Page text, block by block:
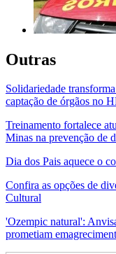
Outras
Solidariedade
captação de órgãos no
Treinamento fortalece
Minas na prevenção de
Dia dos Pais aquece o
Confira as opções de
Cultural
'Ozempic natural':
prometiam